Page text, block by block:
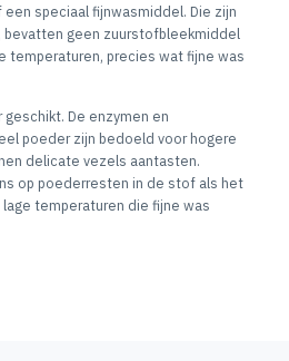
een speciaal fijnwasmiddel. Die zijn
bevatten geen zuurstofbleekmiddel
temperaturen, precies wat fijne was
De enzymen en
poeder zijn bedoeld voor hogere
delicate vezels aantasten.
op poederresten in de stof als het
temperaturen die fijne was